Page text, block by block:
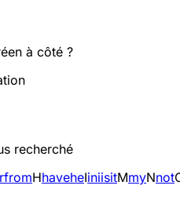
à côté ?
recherché
fromHhaveheIiniisitMmyNnot